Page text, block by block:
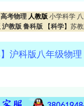
高考物理 人教版 小学科学
沪教版 鲁科版 【科学】 苏
】沪科版八年级物